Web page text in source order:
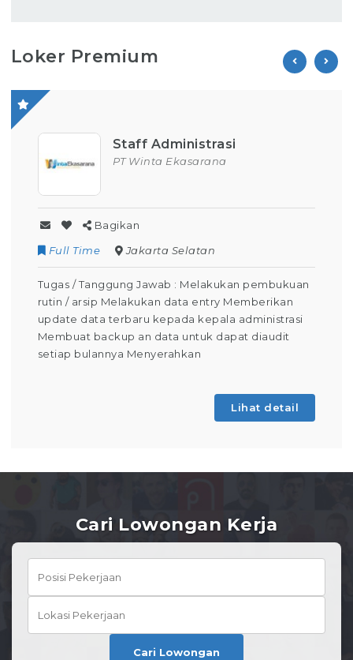
Loker Premium
Staff Administrasi
PT Winta Ekasarana
Bagikan
Full Time
Jakarta Selatan
Tugas / Tanggung Jawab : Melakukan pembukuan
rutin / arsip Melakukan data entry Memberikan
update data terbaru kepada kepala administrasi
Membuat backup an data untuk dapat diaudit
setiap bulannya Menyerahkan
Lihat detail
Cari Lowongan Kerja
Cari Lowongan